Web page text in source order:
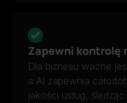
Zapewni kontrolę
Dla biznesu ważne
a AI zapewnia
jakości usług,